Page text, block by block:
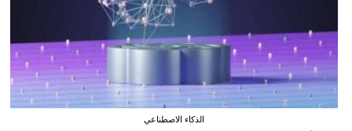
الذكاء الاصطناعي